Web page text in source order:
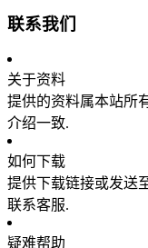
联系我们
关于资料
提供的资料属本站所
介绍一致.
如何下载
提供下载链接或发送
联系客服.
疑难帮助